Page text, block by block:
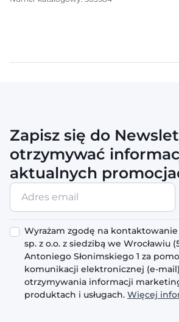
Zapisz się do
otrzymywać
aktualnych
Adres
email
Wyrażam zgodę na kontaktowanie
sp. z o.o. z siedzibą we Wrocławiu
Antoniego Słonimskiego 1 za
komunikacji elektronicznej (e-
otrzymywania informacji
produktach i usługach. Więcej